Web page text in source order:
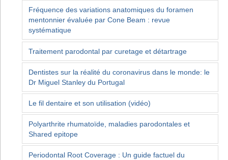
Fréquence des variations anatomiques du foramen
mentonnier évaluée par Cone Beam : revue
systématique
Traitement parodontal par curetage et détartrage
Dentistes sur la réalité du coronavirus dans le monde: le
Dr Miguel Stanley du Portugal
Le fil dentaire et son utilisation (vidéo)
Polyarthrite rhumatoïde, maladies parodontales et
Shared epitope
Periodontal Root Coverage : Un guide factuel du